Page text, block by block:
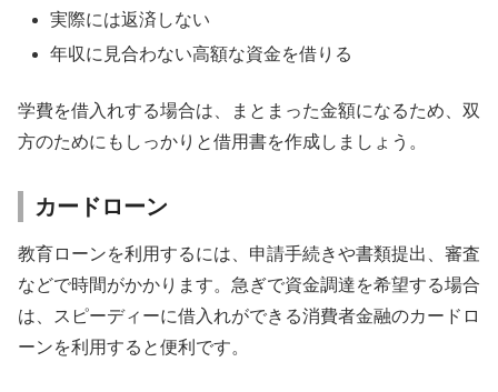
実際には返済しない
年収に見合わない高額な資金を借りる
学費を借入れする場合は、まとまった金額になるため、双
方のためにもしっかりと借用書を作成しましょう。
カードローン
教育ローンを利用するには、申請手続きや書類提出、審査
などで時間がかかります。急ぎで資金調達を希望する場合
は、スピーディーに借入れができる消費者金融のカードロ
ーンを利用すると便利です。